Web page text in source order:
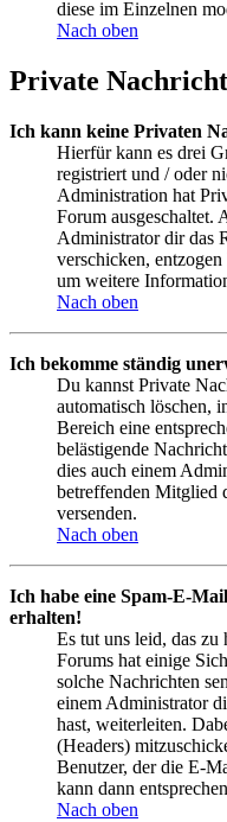
diese im Einzelnen
Nach oben
Private
Ich kann keine Privaten
Hierfür kann es drei
registriert und / oder
Administration hat
Forum ausgeschaltet.
Administrator dir das
verschicken,
um weitere
Nach oben
Ich bekomme ständig
Du kannst Private
automatisch löschen,
Bereich eine
belästigende
dies auch einem
betreffenden Mitglied
versenden.
Nach oben
Ich habe eine Spam-E-
erhalten!
Es tut uns leid, das
Forums hat einige
solche Nachrichten
einem Administrator
hast, weiterleiten.
(Headers)
Benutzer, der die E-
kann dann
Nach oben